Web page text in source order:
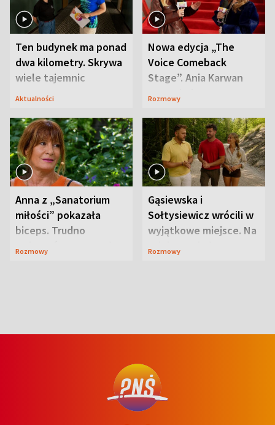
Ten budynek ma ponad
dwa kilometry. Skrywa
wiele tajemnic
Aktualności
Nowa edycja „The
Voice Comeback
Stage”. Ania Karwan
zapowiada
Rozmowy
Anna z „Sanatorium
miłości” pokazała
biceps. Trudno
uwierzyć, co przeszła
Rozmowy
Gąsiewska i
Sołtysiewicz wrócili w
wyjątkowe miejsce. Na
szlaku czekał
Rozmowy